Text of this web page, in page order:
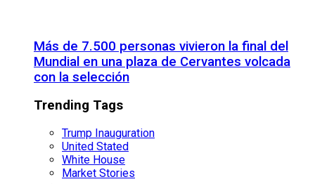
Más de 7.500 personas vivieron la final del
Mundial en una plaza de Cervantes volcada
con la selección
Trending Tags
Trump Inauguration
United Stated
White House
Market Stories